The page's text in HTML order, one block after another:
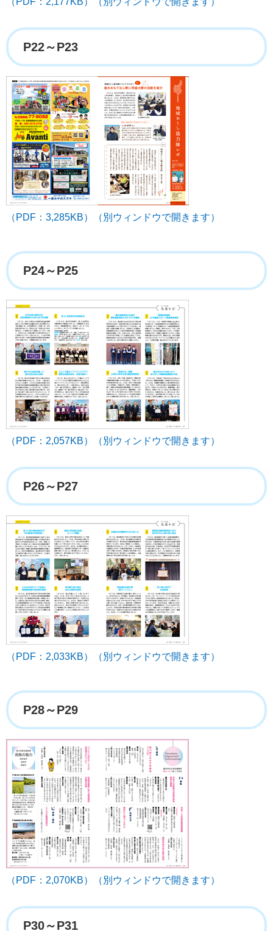
P22～P23
（PDF：3,285KB）（別ウィンドウで開きます）
P24～P25
（PDF：2,057KB）（別ウィンドウで開きます）
P26～P27
（PDF：2,033KB）（別ウィンドウで開きます）
P28～P29
（PDF：2,070KB）（別ウィンドウで開きます）
P30～P31